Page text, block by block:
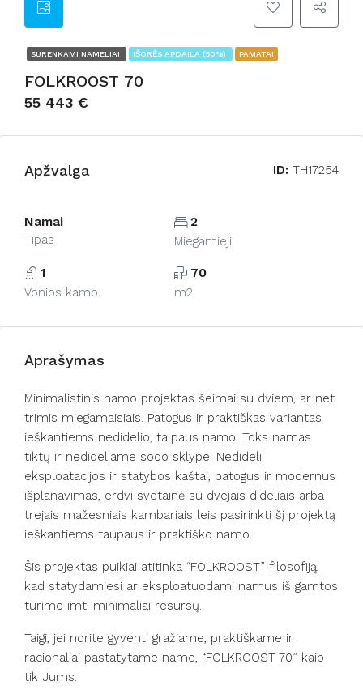
SURENKAMI NAMELIAI IŠORĖS APDAILA (50%) PAMATAI
FOLKROOST 70
55 443 €
Apžvalga ID: TH17254
Namai
Tipas
2
Miegamieji
1
Vonios kamb.
70
m2
Aprašymas
Minimalistinis namo projektas šeimai su dviem, ar net
trimis miegamaisiais. Patogus ir praktiškas variantas
ieškantiems nedidelio, talpaus namo. Toks namas
tiktų ir nedideliame sodo sklype. Nedideli
eksploatacijos ir statybos kaštai, patogus ir modernus
išplanavimas, erdvi svetainė su dvejais dideliais arba
trejais mažesniais kambariais leis pasirinkti šį projektą
ieškantiems taupaus ir praktiško namo.
Šis projektas puikiai atitinka “FOLKROOST” filosofiją,
kad statydamiesi ar eksploatuodami namus iš gamtos
turime imti minimaliai resursų.
Taigi, jei norite gyventi gražiame, praktiškame ir
racionaliai pastatytame name, “FOLKROOST 70” kaip
tik Jums.